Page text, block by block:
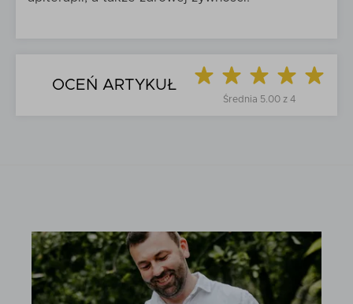
OCEŃ ARTYKUŁ
Średnia 5.00 z 4
Propolis dla dzieci – jak
stosować, kiedy, na co